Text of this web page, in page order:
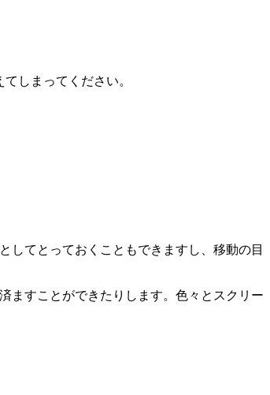
しまってください。
してとっておくこともできますし、移動の目
ますことができたりします。色々とスクリー